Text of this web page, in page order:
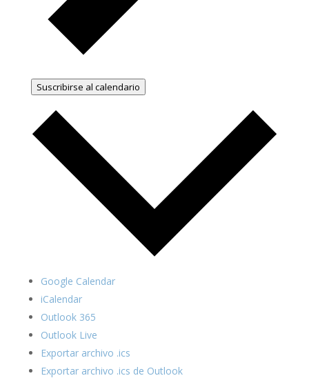
Suscribirse al calendario
Google Calendar
iCalendar
Outlook 365
Outlook Live
Exportar archivo .ics
Exportar archivo .ics de Outlook